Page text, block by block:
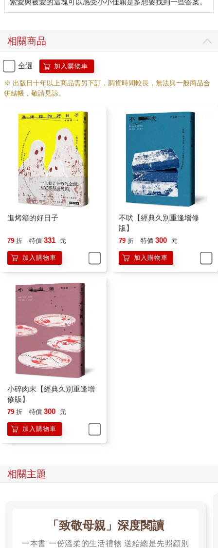
理解範圍而說不出話來。
在隔壁自助餐店幫忙。周可儀這麼說—「幫忙」—好像她媽在家
翻個鍋鏟一樣。現在想起來，她媽的職業就是自助餐店廚師，而
且還是一人養全家的工作。說到幫忙，真的該幫幫忙的是她爸
吧。總之在她家如果剛好遇到她媽，我們就可以拿到幾個油膩膩
的十元銅板去外面投飲料喝。
一整片的啤酒罐，地上也有。我還沒說周爸爸好，周可儀就拉我
進去她房間。沒多久外面便傳來吼叫聲，周可儀站起來好像想去
把房門鎖起來，但她的門把整個不見了，取而代之的是一個拳頭
大小的洞，可以直接看到外面。周可儀從地上撿起一隻夾娃娃機
夾到的小豬布偶塞到那個門把洞裡，她爸媽的聲音瞬間變遠，但
還是聽得清楚，因為門旁邊的牆板也破了一個洞。
那是我第一次聽到別人的爸媽吵架。別人爸媽吵架這事你常聽
說，但要遇上簡直像目睹海龜產卵一樣稀奇，大人都關起門來
吵，你通常只聽過自己爸媽互吼，而我是連我爸媽吵架都沒見
話最少三分鐘，到最後我覺得七字經加上句末的「咧」聽起來有
點像唱歌。周媽媽則大喊「死死好了」、「膨肚短命」、「夭
壽」，之後周媽媽一直尖叫，接著是砸重物的砰砰聲，我驚恐地
看著周可儀，她對我聳聳肩，我心想：「以後你說啥我都信你
了。」
我爸媽吵架跟周可儀爸媽不一樣，根據我爸媽的說法，他們不吵
架，他們溝通。
為了逼近真實，我認為回憶錄作者該具備的基本美德之一是告
知。我必須把關於周可儀的段落拿給她過目，確定她對此沒有問
題。問題是，我跟周可儀三四年級同班，五年級重新分班後我就
再也沒見過她了。我小學唯一還有聯絡的朋友叫做徐文芳，她是
我五六年級同班同學，說有聯絡也只是彼此加了臉書而已。我小
學一個年級有十二班，因此徐文芳很可能根本不認識周可儀。
我丟了徐文芳一則訊息，問她認不認識周可儀。沒想到她很快回
聯絡嗎？」她回：「沒有耶。」
臉書上大概有十個左右的「周可儀」，但沒有一個頭像長得像我
印象中的周可儀。我給其中三個看起來有在活動的帳號傳了訊
息：「你好，請問你是百工國小畢業的嗎？」突然螢幕上出現徐
文芳回訊：「你呢？」我在回覆欄打上：「也沒有。」正要送出
時，我靈光一閃。
徐文芳是我小學五六年級的同班同學，她家就住在我家對面，嚴
格說來，應該說我家面對的是她家後門。她家是賣油漆的，她爸
當時我媽載我去買麵包的路上有一間油漆行，開在大路邊，招牌
上寫著：「明星油漆行」。不知為何我一直認為那就是徐文芳她
家前門，也不管「她家後門在我家對面，前門卻在我媽開車至少
相關商品
全選 加入購物車
※ 出版日十年以上商品需另下訂，調貨時間較長，無法與一般商品合
併結帳，敬請見諒。
進烤箱的好日子
79 折 特價 331 元
加入購物車
不吠【經典久別重逢增修
版】
79 折 特價 300 元
加入購物車
小碎肉末【經典久別重逢增
修版】
79 折 特價 300 元
加入購物車
相關主題
「致敬母親」深度閱讀
一本書 一份溫柔的生活禮物 送給總是先照顧別